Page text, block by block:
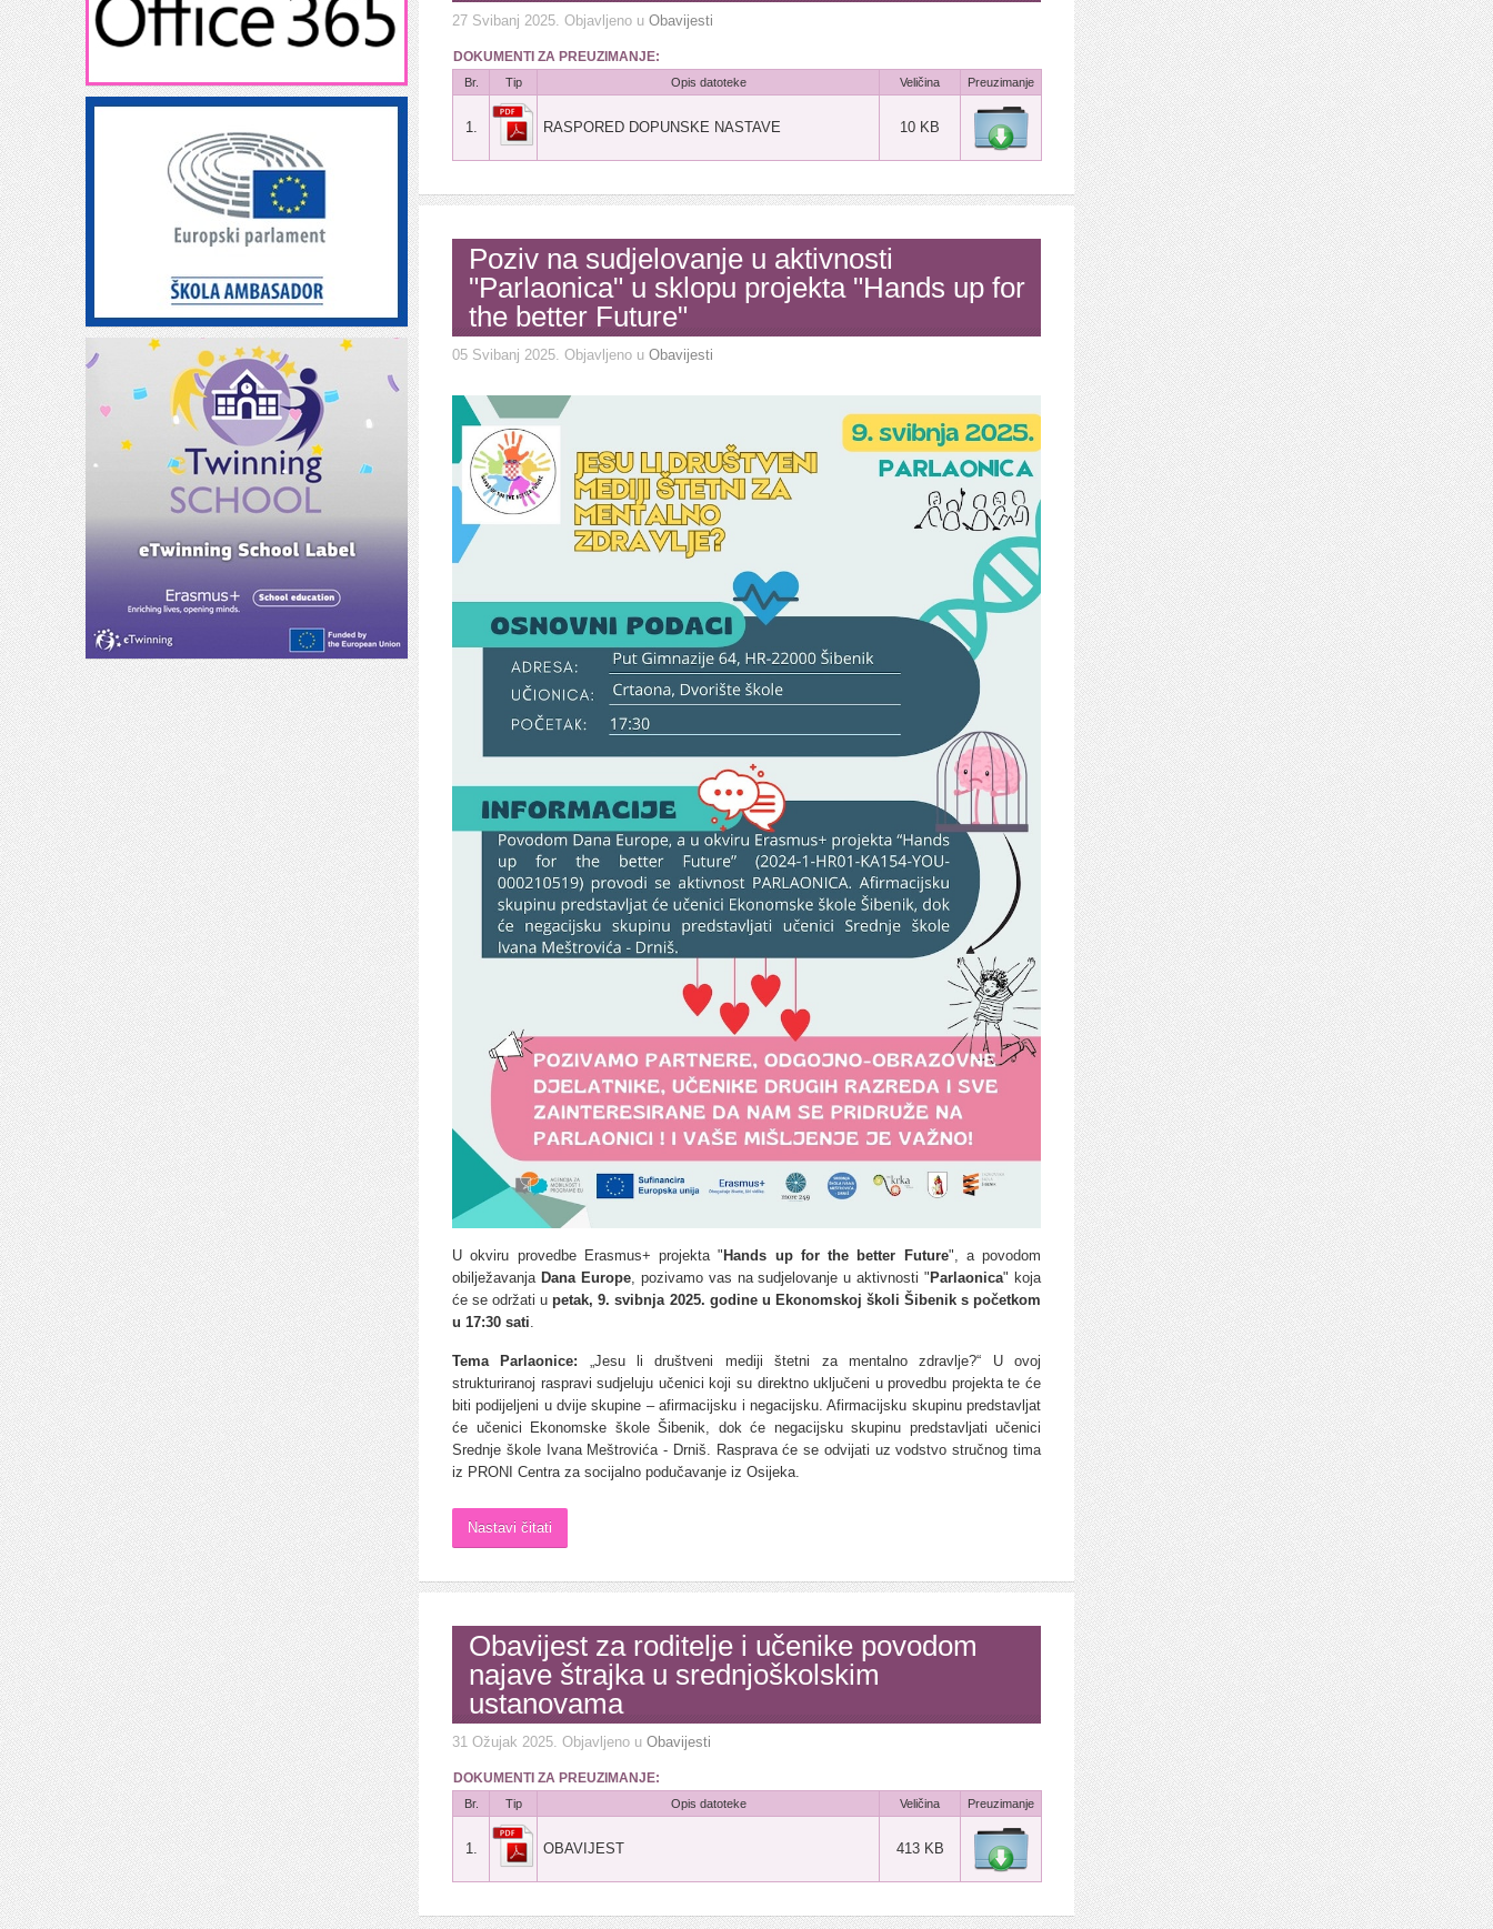
27 Svibanj 2025. Objavljeno u Obavijesti
DOKUMENTI ZA PREUZIMANJE:
Br. Tip Opis datoteke Veličina Preuzimanje
1. RASPORED DOPUNSKE NASTAVE 10 KB
Poziv na sudjelovanje u aktivnosti
"Parlaonica" u sklopu projekta "Hands up for
the better Future"
05 Svibanj 2025. Objavljeno u Obavijesti
U okviru provedbe Erasmus+ projekta "Hands up for the better Future", a povodom
obilježavanja Dana Europe, pozivamo vas na sudjelovanje u aktivnosti "Parlaonica" koja
će se održati upetak, 9. svibnja 2025. godine u Ekonomskoj školi Šibenik s početkom
u 17:30 sati
Tema Parlaonice: „Jesu li društveni mediji štetni za mentalno zdravlje?“ U ovoj
strukturiranoj raspravi sudjeluju učenici koji su direktno uključeni u provedbu projekta te će
biti podijeljeni u dvije skupine – afirmacijsku i negacijsku. Afirmacijsku skupinu predstavljat
će učenici Ekonomske škole Šibenik, dok će negacijsku skupinu predstavljati učenici
Srednje škole Ivana Meštrovića - Drniš. Rasprava će se odvijati uz vodstvo stručnog tima
iz PRONI Centra za socijalno podučavanje iz Osijeka.
Nastavi čitati
Obavijest za roditelje i učenike povodom
najave štrajka u srednjoškolskim
ustanovama
31 Ožujak 2025 . Objavljeno u Obavijesti
DOKUMENTI ZA PREUZIMANJE:
Br. Tip Opis datoteke Veličina Preuzimanje
1. OBAVIJEST 413 KB